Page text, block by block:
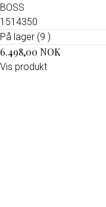
BOSS
1514350
På lager (9 )
6.498,00 NOK
Vis produkt